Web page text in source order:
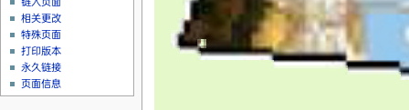
相关更改
特殊页面
打印版本
永久链接
页面信息